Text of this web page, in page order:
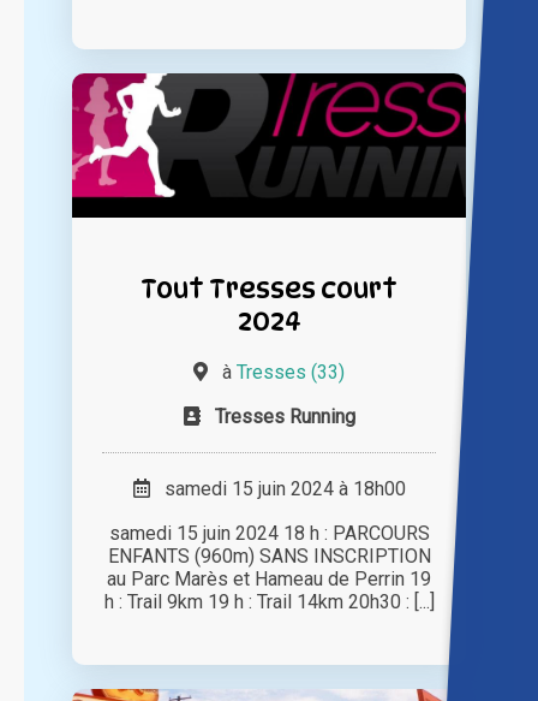
Tout Tresses court
2024
à Tresses (33)
Tresses Running
samedi 15 juin 2024 à 18h00
samedi 15 juin 2024 18 h : PARCOURS
ENFANTS (960m) SANS INSCRIPTION
au Parc Marès et Hameau de Perrin 19
h : Trail 9km 19 h : Trail 14km 20h30 : [...]